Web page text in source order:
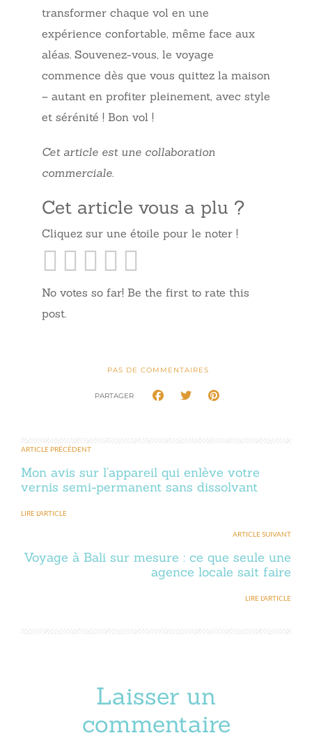
transformer chaque vol en une
expérience confortable, même face aux
aléas. Souvenez-vous, le voyage
commence dès que vous quittez la maison
– autant en profiter pleinement, avec style
et sérénité ! Bon vol !
Cet article est une collaboration
commerciale.
Cet article vous a plu ?
Cliquez sur une étoile pour le noter !
No votes so far! Be the first to rate this
post.
PAS DE COMMENTAIRES
PARTAGER
ARTICLE PRÉCÉDENT
Mon avis sur l’appareil qui enlève votre
vernis semi-permanent sans dissolvant
LIRE L'ARTICLE
ARTICLE SUIVANT
Voyage à Bali sur mesure : ce que seule une
agence locale sait faire
LIRE L'ARTICLE
Laisser un
commentaire